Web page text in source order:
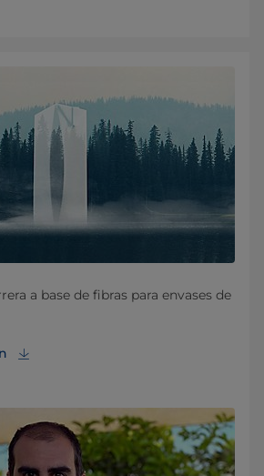
a base de fibras para envases de